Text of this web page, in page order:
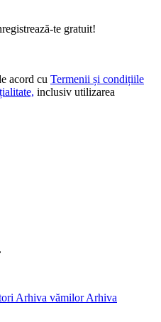
te gratuit!
acord cu Termenii și condițiile
inclusiv utilizarea
Arhiva vămilor Arhiva